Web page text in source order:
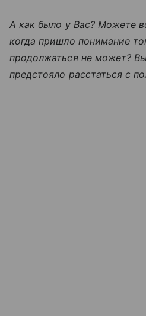
А как было у Вас? Можете
когда пришло понимание
продолжаться не может?
предстояло расстаться с